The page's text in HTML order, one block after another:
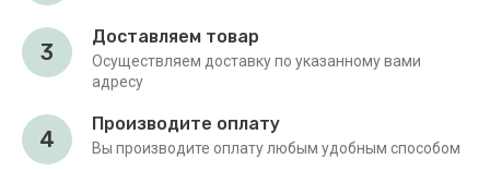
3
Доставляем товар
Осуществляем доставку по указанному вами
адресу
4
Производите оплату
Вы производите оплату любым удобным способом